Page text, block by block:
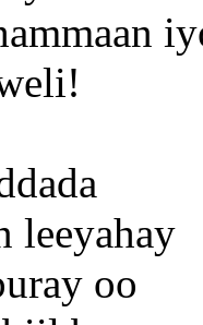
leeyahay
oo